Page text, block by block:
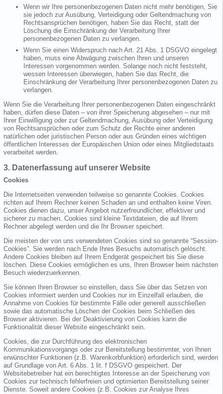
Wenn wir Ihre personenbezogenen Daten nicht mehr benötigen, Sie
sie jedoch zur Ausübung, Verteidigung oder Geltendmachung von
Rechtsansprüchen benötigen, haben Sie das Recht, statt der
Löschung die Einschränkung der Verarbeitung Ihrer
personenbezogenen Daten zu verlangen.
Wenn Sie einen Widerspruch nach Art. 21 Abs. 1 DSGVO eingelegt
haben, muss eine Abwägung zwischen Ihren und unseren
Interessen vorgenommen werden. Solange noch nicht feststeht,
wessen Interessen überwiegen, haben Sie das Recht, die
Einschränkung der Verarbeitung Ihrer personenbezogenen Daten zu
verlangen.
Wenn Sie die Verarbeitung Ihrer personenbezogenen Daten eingeschränkt
haben, dürfen diese Daten – von ihrer Speicherung abgesehen – nur mit
Ihrer Einwilligung oder zur Geltendmachung, Ausübung oder Verteidigung
von Rechtsansprüchen oder zum Schutz der Rechte einer anderen
natürlichen oder juristischen Person oder aus Gründen eines wichtigen
öffentlichen Interesses der Europäischen Union oder eines Mitgliedstaats
verarbeitet werden.
3. Datenerfassung auf unserer Website
Cookies
Die Internetseiten verwenden teilweise so genannte Cookies. Cookies
richten auf Ihrem Rechner keinen Schaden an und enthalten keine Viren.
Cookies dienen dazu, unser Angebot nutzerfreundlicher, effektiver und
sicherer zu machen. Cookies sind kleine Textdateien, die auf Ihrem
Rechner abgelegt werden und die Ihr Browser speichert.
Die meisten der von uns verwendeten Cookies sind so genannte “Session-
Cookies”. Sie werden nach Ende Ihres Besuchs automatisch gelöscht.
Andere Cookies bleiben auf Ihrem Endgerät gespeichert bis Sie diese
löschen. Diese Cookies ermöglichen es uns, Ihren Browser beim nächsten
Besuch wiederzuerkennen.
Sie können Ihren Browser so einstellen, dass Sie über das Setzen von
Cookies informiert werden und Cookies nur im Einzelfall erlauben, die
Annahme von Cookies für bestimmte Fälle oder generell ausschließen
sowie das automatische Löschen der Cookies beim Schließen des
Browser aktivieren. Bei der Deaktivierung von Cookies kann die
Funktionalität dieser Website eingeschränkt sein.
Cookies, die zur Durchführung des elektronischen
Kommunikationsvorgangs oder zur Bereitstellung bestimmter, von Ihnen
erwünschter Funktionen (z.B. Warenkorbfunktion) erforderlich sind, werden
auf Grundlage von Art. 6 Abs. 1 lit. f DSGVO gespeichert. Der
Websitebetreiber hat ein berechtigtes Interesse an der Speicherung von
Cookies zur technisch fehlerfreien und optimierten Bereitstellung seiner
Dienste. Soweit andere Cookies (z.B. Cookies zur Analyse Ihres